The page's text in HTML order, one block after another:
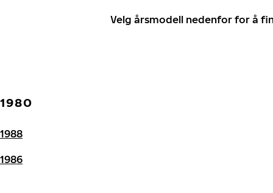
Velg årsmodell nedenfor for å
1980
1988
1986